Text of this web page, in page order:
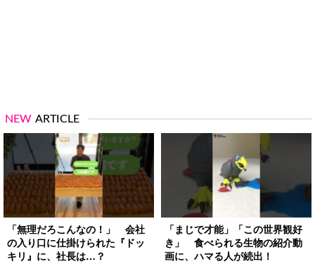
NEW ARTICLE
「無理だろこんなの！」 会社
の入り口に仕掛けられた『ドッ
キリ』に、社長は…？
「まじで才能」「この世界観好
き」 食べられる生物の紹介動
画に、ハマる人が続出！